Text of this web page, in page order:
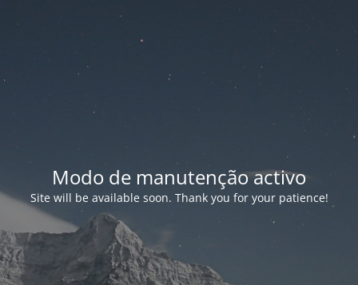
Modo de manutenção activo
Site will be available soon. Thank you for your patience!